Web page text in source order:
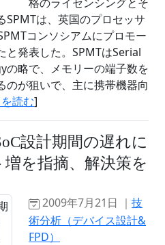
SPMTは、英国のプロセッサ
コンソシアムにプロモー
と発表した。SPMTはSerial
略で、メモリーの端子数を
のが狙いで、主に携帯機器向
読む]
設計期間の遅れに
を指摘、解決策を
2009年7月21日 ｜ 技
術分析（デバイス設計&
FPD）